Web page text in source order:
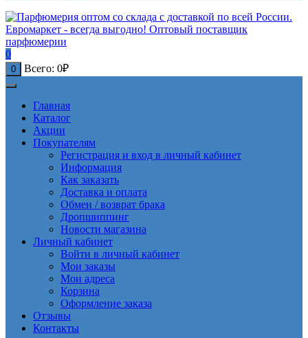
0
0 Всего: 0₽
Главная
Каталог
Акции
Покупателям
Регистрация и вход в личный кабинет
Информация
Как заказать
Доставка и оплата
Обмен / возврат брака
Дропшиппинг
Новости магазина
Личный кабинет
Войти в личный кабинет
Мои заказы
Мои адреса
Корзина
Оформление заказа
Отзывы
Контакты